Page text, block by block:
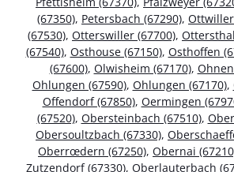
(67350), Petersbach (67290),
(67530), Otterswiller (67700),
(67540), Osthouse (67150), Osthoffen
(67600), Olwisheim (67170),
Ohlungen (67590), Ohlungen (67170),
Offendorf (67850), Oermingen
(67520), Obersteinbach (67510),
Obersoultzbach (67330),
Oberrœdern (67250), Obernai
Zutzendorf (67330), Oberlauterbach